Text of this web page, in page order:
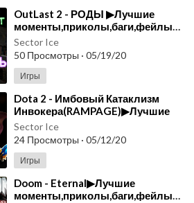
OutLast 2 - РОДЫ ▶Лучшие
моменты,приколы,баги,фейлы▶выпуск#9
Sector Ice
50 Просмотры · 05/19/20
Игры
Dota 2 - Имбовый Катаклизм
Инвокера(RAMPAGE)▶Лучшие
Sector Ice
24 Просмотры · 05/12/20
Игры
Doom - Eternal▶Лучшие
моменты,приколы,баги,фейлы▶выпуск#7